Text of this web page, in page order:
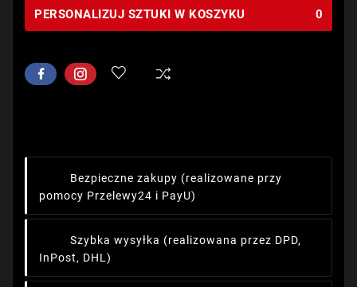
PERSONALIZUJ SZTUKI W KOSZYKU 0
Bezpieczne zakupy (realizowane przy
pomocy Przelewy24 i PayU)
Szybka wysyłka (realizowana przez DPD,
InPost, DHL)